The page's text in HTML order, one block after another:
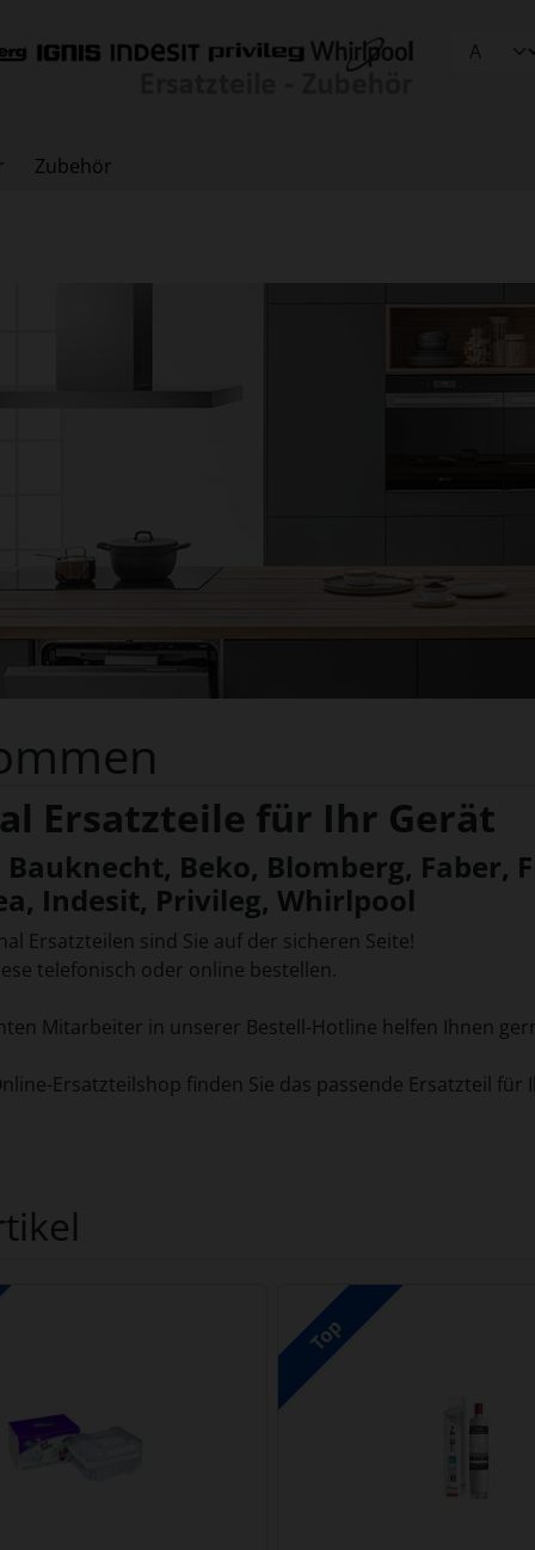
Zubehör
Ersatzteile für Ihr Gerät
Bauknecht, Beko, Blomberg,
Indesit, Privileg, Whirlpool
Ersatzteilen sind Sie auf der sicheren Seite!
telefonisch oder online bestellen.
Mitarbeiter in unserer Bestell-Hotline helfen Ihnen
Ersatzteilshop finden Sie das passende Ersatzteil
- navigieren Sie mit der Tab-Taste zu den
Top